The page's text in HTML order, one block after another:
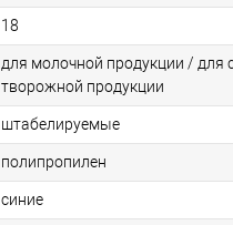
18
для молочной продукции / для
творожной продукции
штабелируемые
полипропилен
синие